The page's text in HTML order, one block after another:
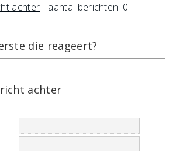
achter - aantal berichten: 0
die reageert?
achter